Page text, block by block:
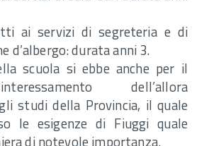
servizi di segreteria e di
d’albergo: durata anni 3.
scuola si ebbe anche per il
dell’allora
studi della Provincia, il quale
le esigenze di Fiuggi quale
di notevole importanza.